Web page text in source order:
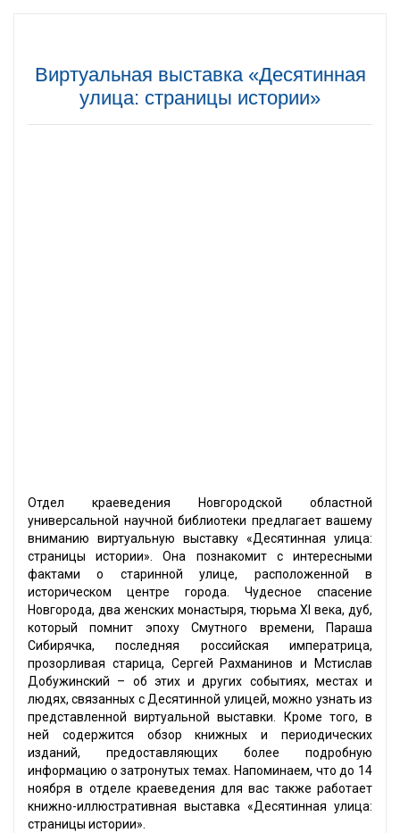
Виртуальная выставка «Десятинная
улица: страницы истории»
Отдел краеведения Новгородской областной
универсальной научной библиотеки предлагает вашему
вниманию виртуальную выставку «Десятинная улица:
страницы истории». Она познакомит с интересными
фактами о старинной улице, расположенной в
историческом центре города. Чудесное спасение
Новгорода, два женских монастыря, тюрьма XI века, дуб,
который помнит эпоху Смутного времени, Параша
Сибирячка, последняя российская императрица,
прозорливая старица, Сергей Рахманинов и Мстислав
Добужинский – об этих и других событиях, местах и
людях, связанных с Десятинной улицей, можно узнать из
представленной виртуальной выставки. Кроме того, в
ней содержится обзор книжных и периодических
изданий, предоставляющих более подробную
информацию о затронутых темах. Напоминаем, что до 14
ноября в отделе краеведения для вас также работает
книжно-иллюстративная выставка «Десятинная улица:
страницы истории».